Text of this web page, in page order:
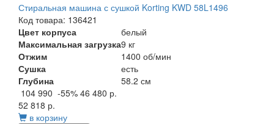
Стиральная машина с сушкой Korting KWD 58L1496
Код товара: 136421
Цвет корпуса
белый
Максимальная загрузка9 кг
Отжим
1400 об/мин
Сушка
есть
Глубина
58.2 см
104 990 -55% 46 480 р.
52 818 р.
в корзину